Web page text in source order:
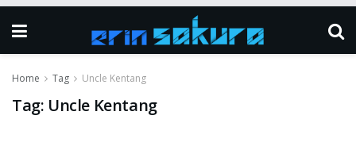
Home Tag Uncle Kentang
Tag: Uncle Kentang